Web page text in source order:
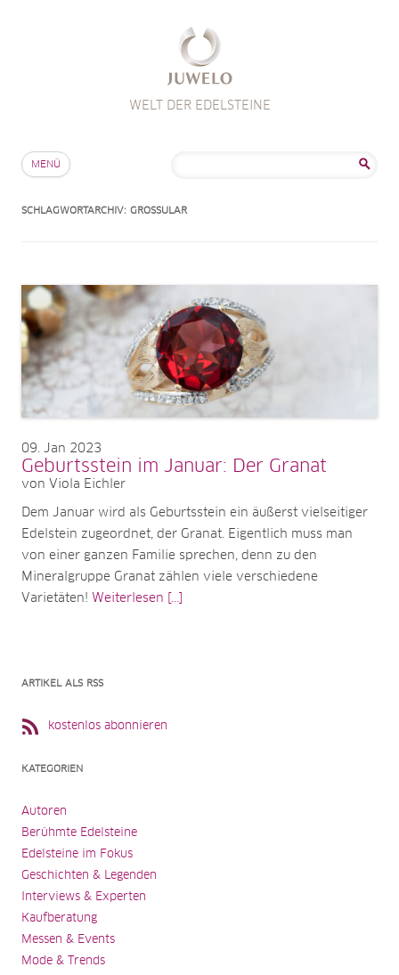
WELT DER EDELSTEINE
MENÜ
SCHLAGWORTARCHIV: GROSSULAR
09 Jan 2023
Geburtsstein im Januar: Der Granat
von Viola Eichler
Dem Januar wird als Geburtsstein ein äußerst vielseitiger
Edelstein zugeordnet, der Granat. Eigentlich muss man
von einer ganzen Familie sprechen, denn zu den
Mineralgruppe Granat zählen viele verschiedene
Varietäten! Weiterlesen [...]
ARTIKEL ALS RSS
kostenlos abonnieren
KATEGORIEN
Autoren
Berühmte Edelsteine
Edelsteine im Fokus
Geschichten & Legenden
Interviews & Experten
Kaufberatung
Messen & Events
Mode & Trends